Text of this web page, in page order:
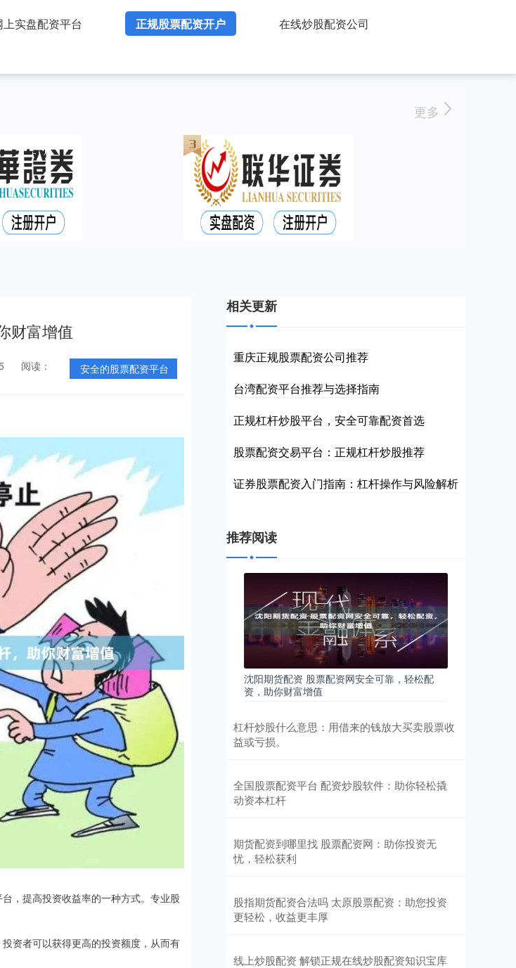
上实盘配资平台 正规股票配资开户 在线炒股配资公司
更多
财富增值
安全的股票配资平台
阅读：
，提高投资收益率的一种方式。专业股
资者可以获得更高的投资额度，从而有
相关更新
重庆正规股票配资公司推荐
台湾配资平台推荐与选择指南
正规杠杆炒股平台，安全可靠配资首选
股票配资交易平台：正规杠杆炒股推荐
证券股票配资入门指南：杠杆操作与风险解析
推荐阅读
沈阳期货配资 股票配资网安全可靠，轻松配
资，助你财富增值
杠杆炒股什么意思：用借来的钱放大买卖股票收
益或亏损。
全国股票配资平台 配资炒股软件：助你轻松撬
动资本杠杆
期货配资到哪里找 股票配资网：助你投资无
忧，轻松获利
股指期货配资合法吗 太原股票配资：助您投资
更轻松，收益更丰厚
线上炒股配资 解锁正规在线炒股配资知识宝库